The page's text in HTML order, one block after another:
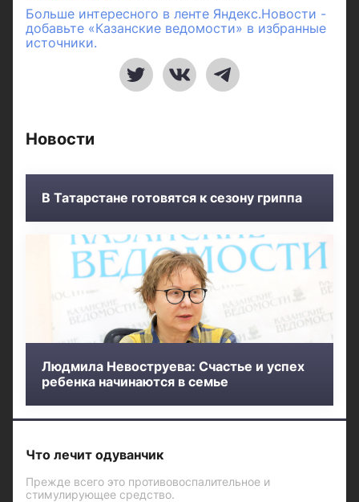
Больше интересного в ленте Яндекс.Новости -
добавьте «Казанские ведомости» в избранные
источники.
Новости
В Татарстане готовятся к сезону гриппа
Людмила Невоструева: Счастье и успех
ребенка начинаются в семье
Что лечит одуванчик
Прежде всего это противовоспалительное и
стимулирующее средство.